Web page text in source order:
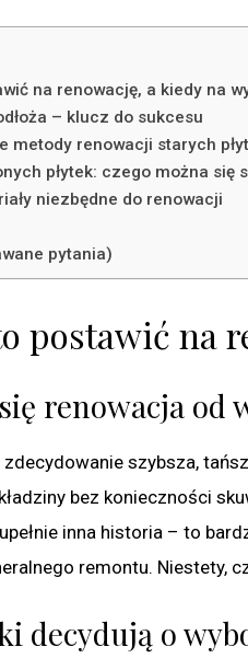
na renowację, a kiedy na
– klucz do sukcesu
metody renowacji starych
płytek: czego można się
niezbędne do renowacji
pytania)
postawić na
renowacja od
zdecydowanie szybsza,
bez konieczności
inna historia – to
remontu. Niestety,
decydują o